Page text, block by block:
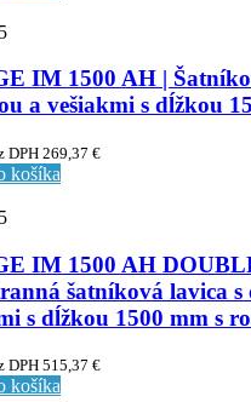
IM 1500 AH |
a vešiakmi s dĺžkou
DPH 269,37 €
košíka
IM 1500 AH
šatníková lavica s
s dĺžkou 1500 mm s
DPH 515,37 €
košíka